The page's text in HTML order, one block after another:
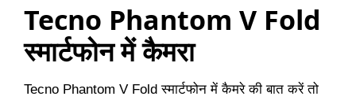
Tecno Phantom V Fold
स्मार्टफोन में कैमरा
Tecno Phantom V Fold स्मार्टफोन में कैमरे की बात करें तो